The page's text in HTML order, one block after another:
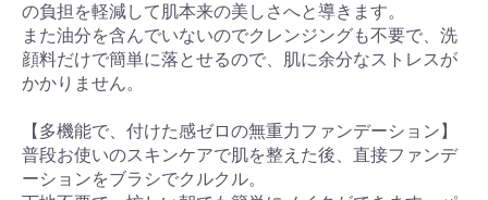
の負担を軽減して肌本来の美しさへと導きます。
また油分を含んでいないのでクレンジングも不要で、洗
顔料だけで簡単に落とせるので、肌に余分なストレスが
かかりません。
【多機能で、付けた感ゼロの無重力ファンデーション】
普段お使いのスキンケアで肌を整えた後、直接ファンデ
ーションをブラシでクルクル。